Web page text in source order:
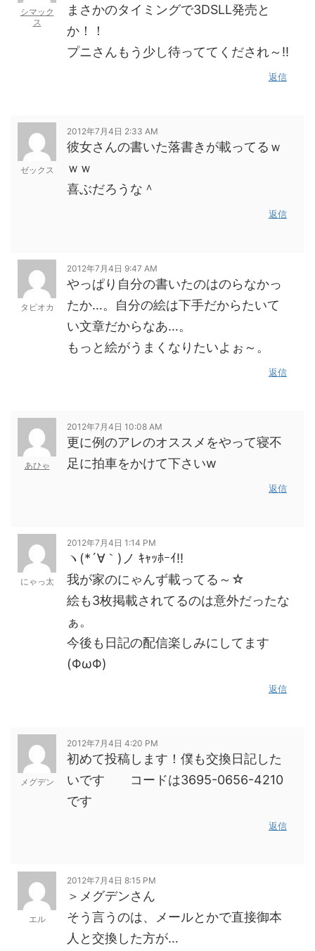
シマック
ス
まさかのタイミングで3DSLL発売と
か！！
プニさんもう少し待っててくだされ～!!
返信
ゼックス
2012年7月4日 2:33 AM
彼女さんの書いた落書きが載ってるｗ
ｗｗ
喜ぶだろうな＾
返信
タピオカ
2012年7月4日 9:47 AM
やっぱり自分の書いたのはのらなかっ
たか…。自分の絵は下手だからたいて
い文章だからなあ…。
もっと絵がうまくなりたいよぉ～。
返信
あひゃ
2012年7月4日 10:08 AM
更に例のアレのオススメをやって寝不
足に拍車をかけて下さいw
返信
にゃっ太
2012年7月4日 1:14 PM
ヽ(*´∀｀)ノ ｷｬｯﾎｰｲ!!
我が家のにゃんず載ってる～☆
絵も3枚掲載されてるのは意外だったな
ぁ。
今後も日記の配信楽しみにしてます
(ΦωΦ)
返信
メグデン
2012年7月4日 4:20 PM
初めて投稿します！僕も交換日記した
いです コードは3695-0656-4210
です
返信
エル
2012年7月4日 8:15 PM
＞メグデンさん
そう言うのは、メールとかで直接御本
人と交換した方が…